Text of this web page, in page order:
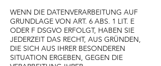
WENN DIE DATENVERARBEITUNG AUF
GRUNDLAGE VON ART. 6 ABS. 1 LIT. E
ODER F DSGVO ERFOLGT, HABEN SIE
JEDERZEIT DAS RECHT, AUS GRÜNDEN,
DIE SICH AUS IHRER BESONDEREN
SITUATION ERGEBEN, GEGEN DIE